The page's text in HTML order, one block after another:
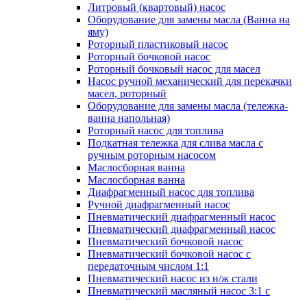
Литровый (квартовый) насос
Оборудование для замены масла (Ванна на
яму)
Роторный пластиковый насос
Роторный бочковой насос
Роторный бочковый насос для масел
Насос ручной механический для перекачки
масел, роторный
Оборудование для замены масла (тележка-
ванна напольная)
Роторный насос для топлива
Подкатная тележка для слива масла с
ручным роторным насосом
Маслосборная ванна
Маслосборная ванна
Диафрагменный насос для топлива
Ручной диафрагменный насос
Пневматический диафрагменный насос
Пневматический диафрагменный насос
Пневматический бочковой насос
Пневматический бочковой насос с
передаточным числом 1:1
Пневматический насос из н/ж стали
Пневматический масляный насос 3:1 с